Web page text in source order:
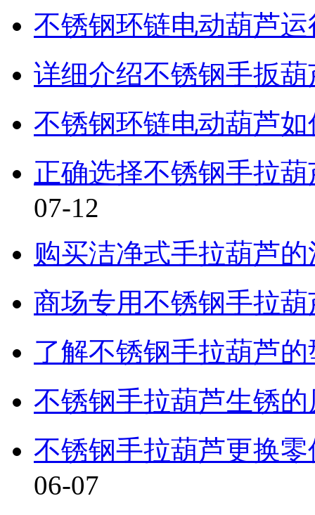
不锈钢环链电动葫芦
详细介绍不锈钢手扳
不锈钢环链电动葫芦
正确选择不锈钢手拉
07-12
购买洁净式手拉葫芦
商场专用不锈钢手拉葫
了解不锈钢手拉葫芦
不锈钢手拉葫芦生锈的
不锈钢手拉葫芦更换
06-07